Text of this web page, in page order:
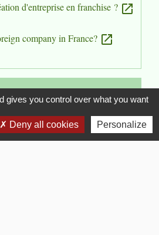
d'entreprise en franchise ? open_in_new
company in France? open_in_new
gives you control over what you want
Deny all cookies Personalize